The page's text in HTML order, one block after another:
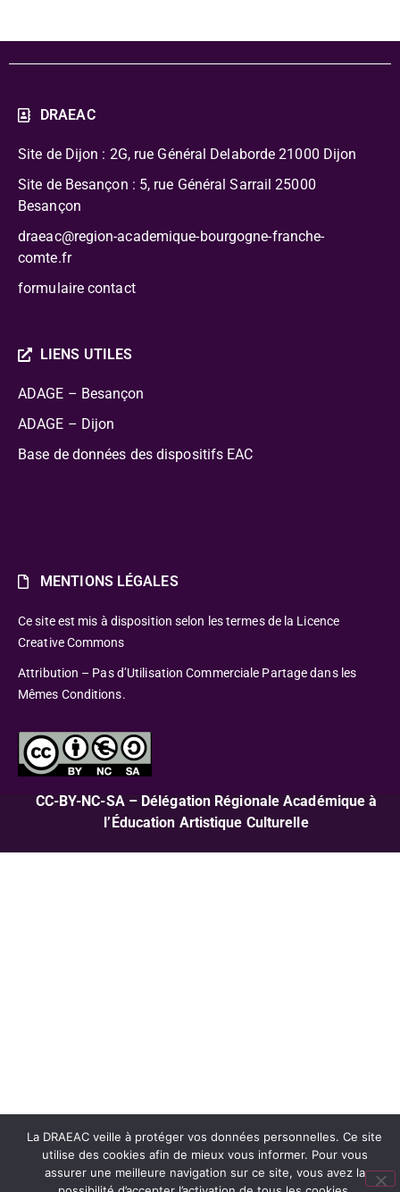
DRAEAC
Site de Dijon : 2G, rue Général Delaborde 21000 Dijon
Site de Besançon : 5, rue Général Sarrail 25000
Besançon
draeac@region-academique-bourgogne-franche-
comte.fr
formulaire contact
LIENS UTILES
ADAGE – Besançon
ADAGE – Dijon
Base de données des dispositifs EAC
MENTIONS LÉGALES
Ce site est mis à disposition selon les termes de la Licence
Creative Commons
Attribution – Pas d’Utilisation Commerciale Partage dans les
Mêmes Conditions.
CC-BY-NC-SA – Délégation Régionale Académique à
l’Éducation Artistique Culturelle
La DRAEAC veille à protéger vos données personnelles. Ce site
utilise des cookies afin de mieux vous informer. Pour vous
assurer une meilleure navigation sur ce site, vous avez la